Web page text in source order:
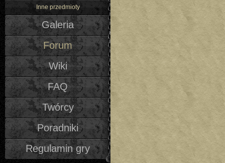
Inne przedmioty
Galeria
Forum
Wiki
FAQ
Twórcy
Poradniki
Regulamin gry